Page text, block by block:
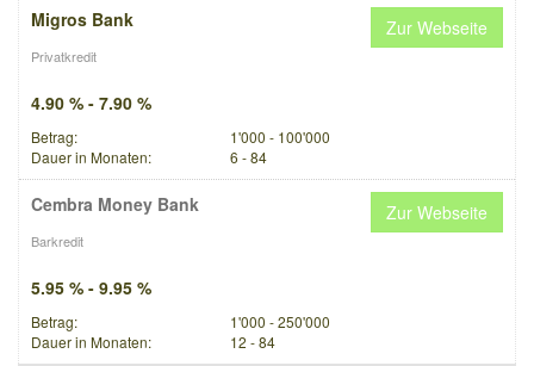
Migros Bank
Privatkredit
4.90 % - 7.90 %
Betrag:
Dauer in Monaten:
1'000 - 100'000
6 - 84
Zur Webseite
Cembra Money Bank
Barkredit
5.95 % - 9.95 %
Betrag:
Dauer in Monaten:
1'000 - 250'000
12 - 84
Zur Webseite